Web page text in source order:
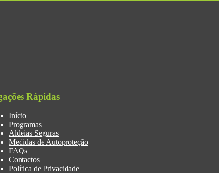
Rápidas
Início
Programas
Aldeias Seguras
Medidas de Autoproteção
FAQs
Contactos
Política de Privacidade